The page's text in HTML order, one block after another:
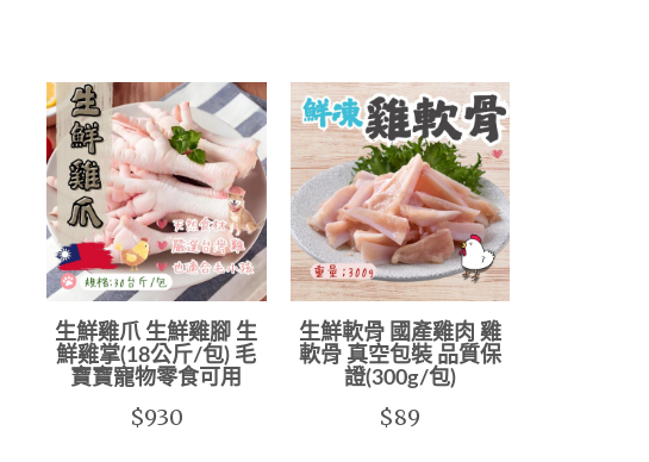
生鮮雞爪 生鮮雞腳 生
鮮雞掌(18公斤/包) 毛
寶寶寵物零食可用
$930
生鮮軟骨 國產雞肉 雞
軟骨 真空包裝 品質保
證(300g/包)
$89